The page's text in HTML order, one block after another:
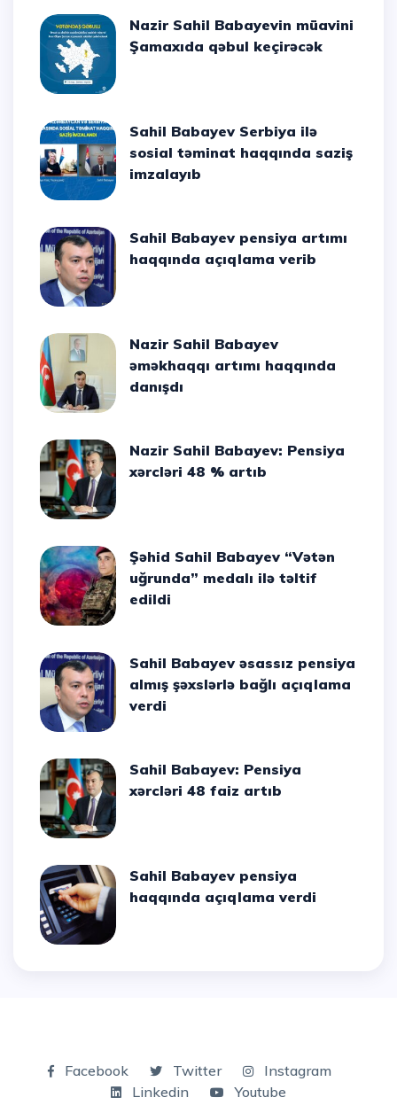
Nazir Sahil Babayevin müavini
Şamaxıda qəbul keçirəcək
Sahil Babayev Serbiya ilə
sosial təminat haqqında saziş
imzalayıb
Sahil Babayev pensiya artımı
haqqında açıqlama verib
Nazir Sahil Babayev
əməkhaqqı artımı haqqında
danışdı
Nazir Sahil Babayev: Pensiya
xərcləri 48 % artıb
Şəhid Sahil Babayev “Vətən
uğrunda” medalı ilə təltif
edildi
Sahil Babayev əsassız pensiya
almış şəxslərlə bağlı açıqlama
verdi
Sahil Babayev: Pensiya
xərcləri 48 faiz artıb
Sahil Babayev pensiya
haqqında açıqlama verdi
Facebook Twitter
Instagram
Linkedin
Youtube